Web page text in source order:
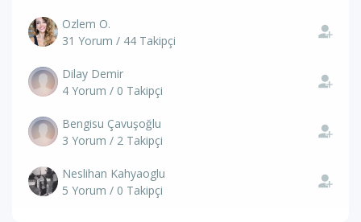
Ozlem O.
31 Yorum / 44 Takipçi
Dilay Demir
4 Yorum / 0 Takipçi
Bengisu Çavuşoğlu
3 Yorum / 2 Takipçi
Neslihan Kahyaoglu
5 Yorum / 0 Takipçi